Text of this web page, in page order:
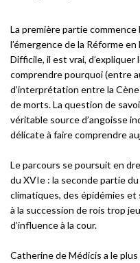
La première partie
l’émergence de la Réforme
Difficile, il est vrai,
comprendre pourquoi (entre
d’interprétation entre la
de morts. La question de
véritable source d’angoisse
délicate à faire comprendre
Le parcours se poursuit en
du XVIe : la seconde partie
climatiques, des épidémies
à la succession de rois trop
d’influence à la cour.
Catherine de Médicis a le